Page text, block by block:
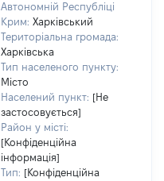
Автономній Республіці
Крим: Харківський
Територіальна громада:
Харківська
Тип населеного пункту:
Місто
Населений пункт: [Не
застосовується]
Район у місті:
[Конфіденційна
інформація]
Тип: [Конфіденційна